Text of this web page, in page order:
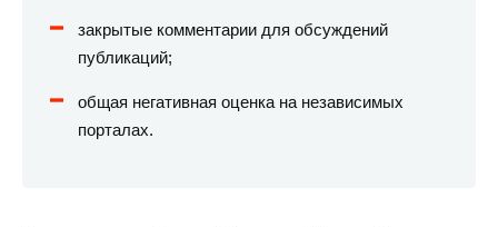
закрытые комментарии для обсуждений
публикаций;
общая негативная оценка на независимых
порталах.